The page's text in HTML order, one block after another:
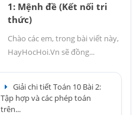
1: Mệnh đề (Kết nối tri
thức)
Chào các em, trong bài viết này,
HayHocHoi.Vn sẽ đồng...
Giải chi tiết Toán 10 Bài 2:
Tập hợp và các phép toán
trên...